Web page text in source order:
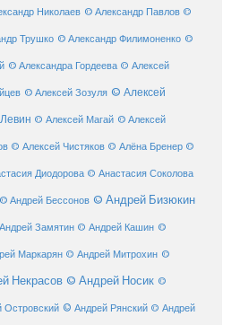
Николаев © Александр Павлов ©
Трушко © Александр Филимоненко ©
© Александра Гордеева © Алексей
© Алексей Зозуля © Алексей
© Алексей Магай © Алексей
© Алексей Чистяков © Алёна Бренер ©
Диодорова © Анастасия Соколова
© Андрей Бессонов © Андрей Бизюкин
Замятин © Андрей Кашин ©
Маркарян © Андрей Митрохин ©
Некрасов © Андрей Носик ©
© Андрей Рянский © Андрей